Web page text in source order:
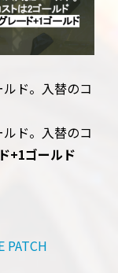
ド。入替のコ
ド。入替のコ
+1ゴールド